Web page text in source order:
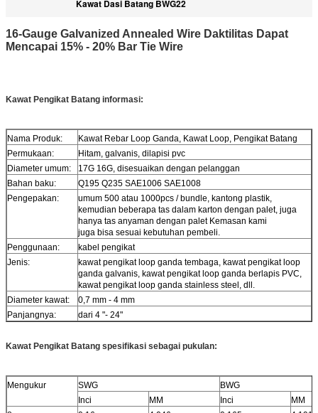
Kawat Dasi Batang BWG22
16-Gauge Galvanized Annealed Wire Daktilitas Dapat
Mencapai 15% - 20% Bar Tie Wire
Kawat Pengikat Batang informasi:
Nama Produk:
Kawat Rebar Loop Ganda, Kawat Loop, Pengikat Batang
Permukaan:
Hitam, galvanis, dilapisi pvc
Diameter umum:
17G 16G, disesuaikan dengan pelanggan
Bahan baku:
Q195 Q235 SAE1006 SAE1008
Pengepakan:
umum 500 atau 1000pcs / bundle, kantong plastik,
kemudian beberapa tas dalam karton dengan palet, juga
hanya tas anyaman dengan palet Kemasan kami
juga bisa sesuai kebutuhan pembeli.
Penggunaan:
kabel pengikat
Jenis:
kawat pengikat loop ganda tembaga, kawat pengikat loop
ganda galvanis, kawat pengikat loop ganda berlapis PVC,
kawat pengikat loop ganda stainless steel, dll.
Diameter kawat:
0,7 mm - 4 mm
Panjangnya:
dari 4 "- 24"
Kawat Pengikat Batang spesifikasi sebagai pukulan:
Mengukur SWG
BWG
Inci
MM Inci
MM